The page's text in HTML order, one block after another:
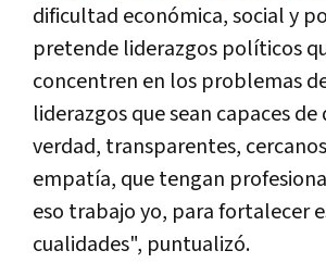
dificultad económica, social y
pretende liderazgos políticos
concentren en los problemas
liderazgos que sean capaces de
verdad, transparentes,
empatía, que tengan
eso trabajo yo, para fortalecer
cualidades", puntualizó.